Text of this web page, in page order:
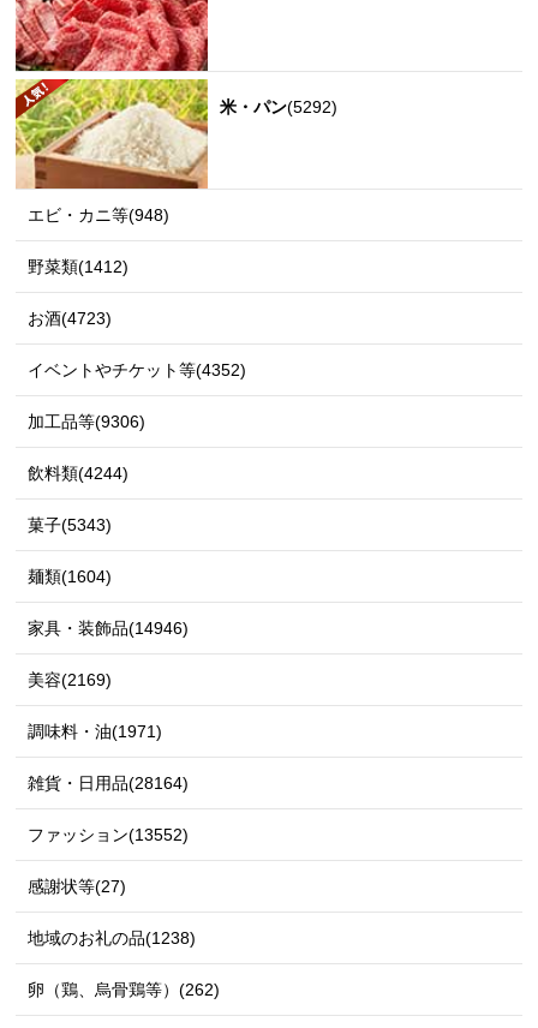
米・パン(5292)
エビ・カニ等(948)
野菜類(1412)
お酒(4723)
イベントやチケット等(4352)
加工品等(9306)
飲料類(4244)
菓子(5343)
麺類(1604)
家具・装飾品(14946)
美容(2169)
調味料・油(1971)
雑貨・日用品(28164)
ファッション(13552)
感謝状等(27)
地域のお礼の品(1238)
卵（鶏、烏骨鶏等）(262)